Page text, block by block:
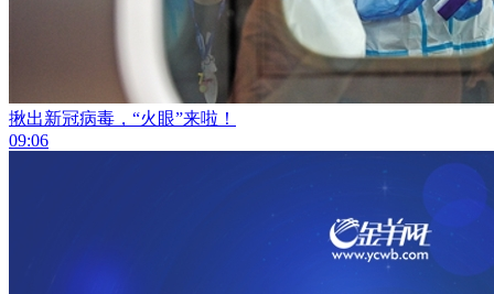
揪出新冠病毒，“火眼”来啦！
09:06